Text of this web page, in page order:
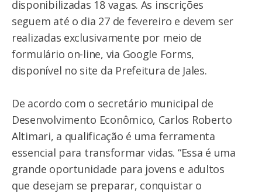
disponibilizadas 18 vagas. As inscrições
seguem até o dia 27 de fevereiro e devem ser
realizadas exclusivamente por meio de
formulário on-line, via Google Forms,
disponível no site da Prefeitura de Jales.
De acordo com o secretário municipal de
Desenvolvimento Econômico, Carlos Roberto
Altimari, a qualificação é uma ferramenta
essencial para transformar vidas. “Essa é uma
grande oportunidade para jovens e adultos
que desejam se preparar, conquistar o